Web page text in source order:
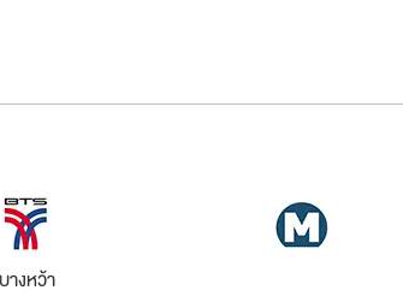
บางหว้า